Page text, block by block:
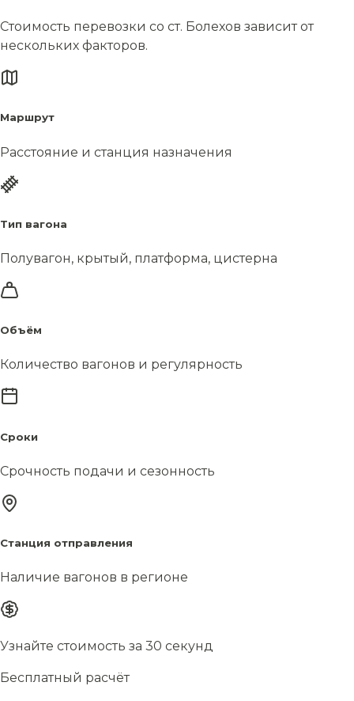
Стоимость перевозки со ст. Болехов зависит от
нескольких факторов.
Маршрут
Расстояние и станция назначения
Тип вагона
Полувагон, крытый, платформа, цистерна
Объём
Количество вагонов и регулярность
Сроки
Срочность подачи и сезонность
Станция отправления
Наличие вагонов в регионе
Узнайте стоимость за 30 секунд
Бесплатный расчёт